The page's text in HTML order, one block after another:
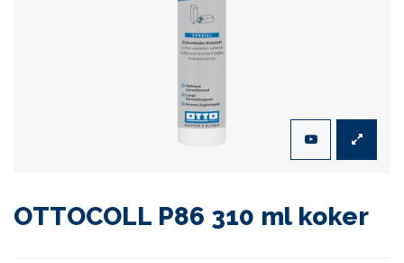
OTTOCOLL P86 310 ml koker